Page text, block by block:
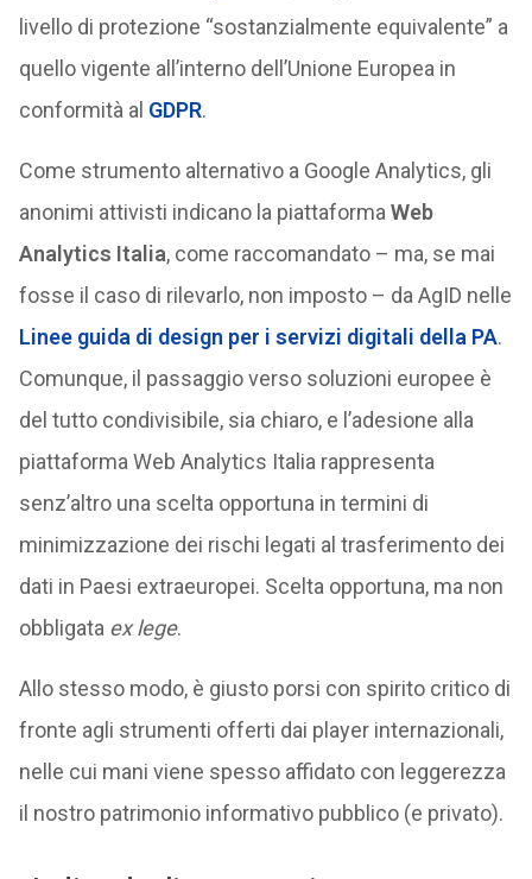
livello di protezione “sostanzialmente equivalente” a
quello vigente all’interno dell’Unione Europea in
conformità al GDPR.
Come strumento alternativo a Google Analytics, gli
anonimi attivisti indicano la piattaforma Web
Analytics Italia, come raccomandato – ma, se mai
fosse il caso di rilevarlo, non imposto – da AgID nelle
Linee guida di design per i servizi digitali della PA.
Comunque, il passaggio verso soluzioni europee è
del tutto condivisibile, sia chiaro, e l’adesione alla
piattaforma Web Analytics Italia rappresenta
senz’altro una scelta opportuna in termini di
minimizzazione dei rischi legati al trasferimento dei
dati in Paesi extraeuropei. Scelta opportuna, ma non
obbligata ex lege.
Allo stesso modo, è giusto porsi con spirito critico di
fronte agli strumenti offerti dai player internazionali,
nelle cui mani viene spesso affidato con leggerezza
il nostro patrimonio informativo pubblico (e privato).